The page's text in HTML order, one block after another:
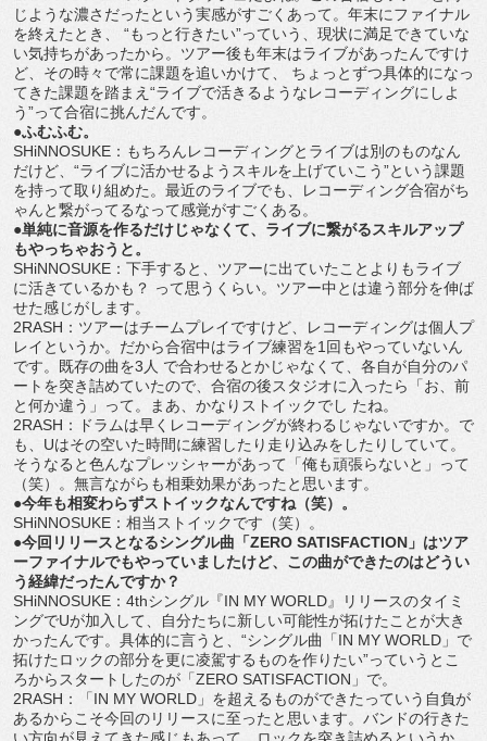
じような濃さだったという実感がすごくあって。年末にファイナル
を終えたとき、 “もっと行きたい”っていう、現状に満足できていな
い気持ちがあったから。ツアー後も年末はライブがあったんですけ
ど、その時々で常に課題を追いかけて、 ちょっとずつ具体的になっ
てきた課題を踏まえ“ライブで活きるようなレコーディングにしよ
う”って合宿に挑んだんです。
●ふむふむ。
SHiNNOSUKE：もちろんレコーディングとライブは別のものなん
だけど、“ライブに活かせるようスキルを上げていこう”という課題
を持って取り組めた。最近のライブでも、レコーディング合宿がち
ゃんと繋がってるなって感覚がすごくある。
●単純に音源を作るだけじゃなくて、ライブに繋がるスキルアップ
もやっちゃおうと。
SHiNNOSUKE：下手すると、ツアーに出ていたことよりもライブ
に活きているかも？ って思うくらい。ツアー中とは違う部分を伸ば
せた感じがします。
2RASH：ツアーはチームプレイですけど、レコーディングは個人プ
レイというか。だから合宿中はライブ練習を1回もやっていないん
です。既存の曲を3人 で合わせるとかじゃなくて、各自が自分のパ
ートを突き詰めていたので、合宿の後スタジオに入ったら「お、前
と何か違う」って。まあ、かなりストイックでし たね。
2RASH：ドラムは早くレコーディングが終わるじゃないですか。で
も、Uはその空いた時間に練習したり走り込みをしたりしていて。
そうなると色んなプレッシャーがあって「俺も頑張らないと」って
（笑）。無言ながらも相乗効果があったと思います。
●今年も相変わらずストイックなんですね（笑）。
SHiNNOSUKE：相当ストイックです（笑）。
●今回リリースとなるシングル曲「ZERO SATISFACTION」はツア
ーファイナルでもやっていましたけど、この曲ができたのはどうい
う経緯だったんですか？
SHiNNOSUKE：4thシングル『IN MY WORLD』リリースのタイミ
ングでUが加入して、自分たちに新しい可能性が拓けたことが大き
かったんです。具体的に言うと、“シングル曲「IN MY WORLD」で
拓けたロックの部分を更に凌駕するものを作りたい”っていうとこ
ろからスタートしたのが「ZERO SATISFACTION」で。
2RASH：「IN MY WORLD」を超えるものができたっていう自負が
あるからこそ今回のリリースに至ったと思います。バンドの行きた